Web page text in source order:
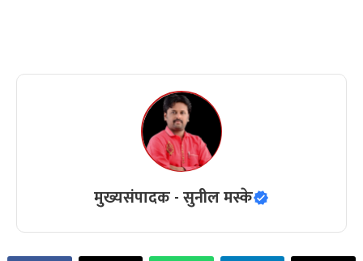
मुख्यसंपादक - सुनील मस्के